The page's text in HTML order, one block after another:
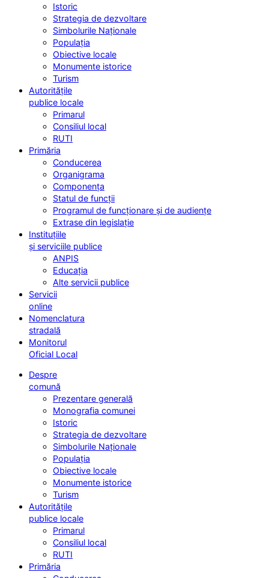
Istoric
Strategia de dezvoltare
Simbolurile Naționale
Populația
Obiective locale
Monumente istorice
Turism
Autoritățile
publice locale
Primarul
Consiliul local
RUTI
Primăria
Conducerea
Organigrama
Componența
Statul de funcții
Programul de funcționare și de audiențe
Extrase din legislație
Instituțiile
și serviciile publice
ANPIS
Educația
Alte servicii publice
Servicii
online
Nomenclatura
stradală
Monitorul
Oficial Local
Despre
comună
Prezentare generală
Monografia comunei
Istoric
Strategia de dezvoltare
Simbolurile Naționale
Populația
Obiective locale
Monumente istorice
Turism
Autoritățile
publice locale
Primarul
Consiliul local
RUTI
Primăria